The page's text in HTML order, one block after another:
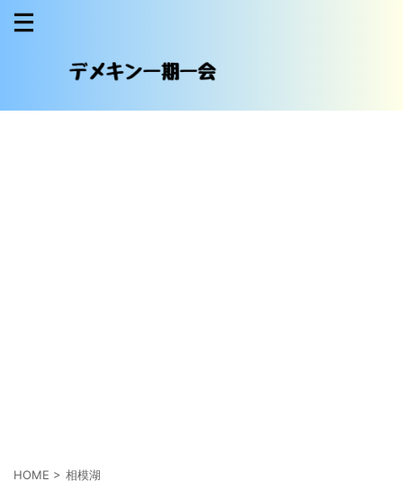
HOME > 相模湖